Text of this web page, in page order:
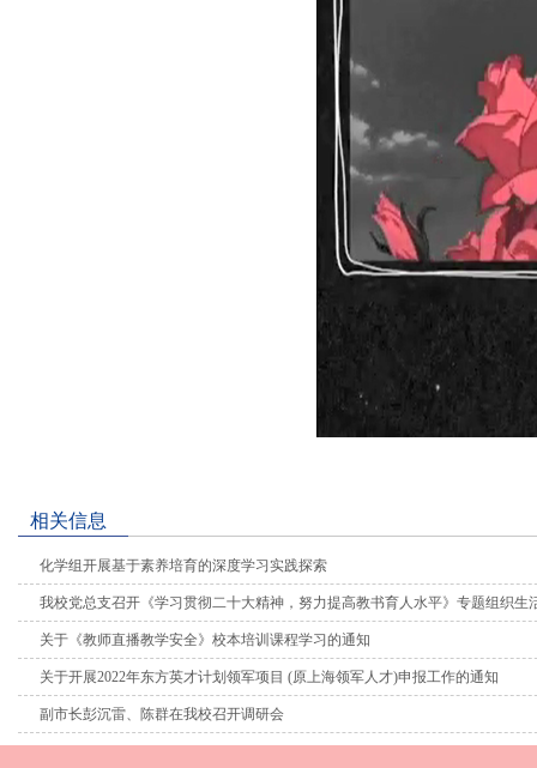
相关信息
化学组开展基于素养培育的深度学习实践探索
我校党总支召开《学习贯彻二十大精神，努力提高教书育人水平》专题组织生
关于《教师直播教学安全》校本培训课程学习的通知
关于开展2022年东方英才计划领军项目 (原上海领军人才)申报工作的通知
副市长彭沉雷、陈群在我校召开调研会